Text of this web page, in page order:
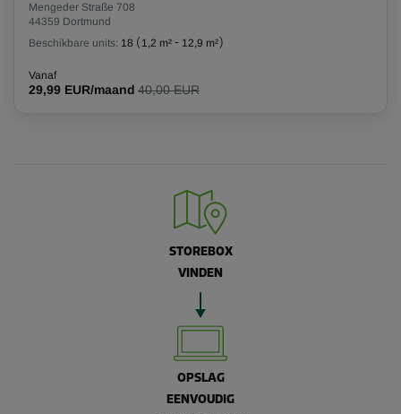
Mengeder Straße 708
44359 Dortmund
Beschikbare units: 18 ( 1,2 m² - 12,9 m²)
Vanaf
29,99 EUR/maand 40,00 EUR
STOREBOX
VINDEN
OPSLAG
EENVOUDIG